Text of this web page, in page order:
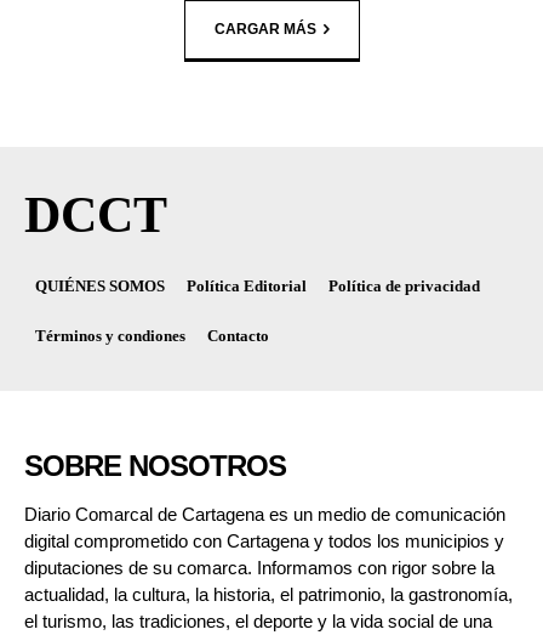
CARGAR MÁS
DCCT
QUIÉNES SOMOS Política Editorial Política de privacidad
Términos y condiones Contacto
SOBRE NOSOTROS
Diario Comarcal de Cartagena es un medio de comunicación
digital comprometido con Cartagena y todos los municipios y
diputaciones de su comarca. Informamos con rigor sobre la
actualidad, la cultura, la historia, el patrimonio, la gastronomía,
el turismo, las tradiciones, el deporte y la vida social de una